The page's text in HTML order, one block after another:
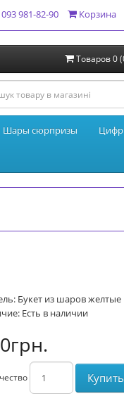
093 981-82-90 Корзина
Товаров 0
Шары сюрпризы
Букет из шаров
Есть в наличии
Купить